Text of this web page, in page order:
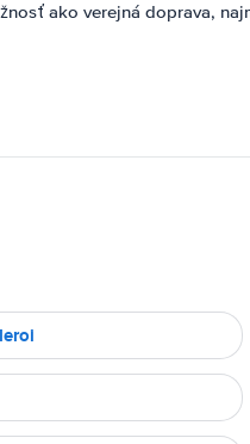
ako verejná doprava,